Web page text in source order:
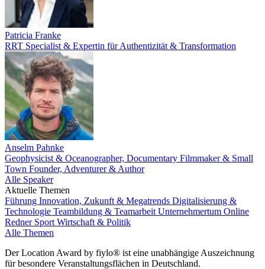
Patricia Franke
RRT Specialist & Expertin für Authentizität & Transformation
Anselm Pahnke
Geophysicist & Oceanographer, Documentary Filmmaker & Small
Town Founder, Adventurer & Author
Alle Speaker
Aktuelle Themen
Führung Innovation, Zukunft & Megatrends Digitalisierung &
Technologie Teambildung & Teamarbeit Unternehmertum Online
Redner Sport Wirtschaft & Politik
Alle Themen
Der Location Award by fiylo® ist eine unabhängige Auszeichnung
für besondere Veranstaltungsflächen in Deutschland.